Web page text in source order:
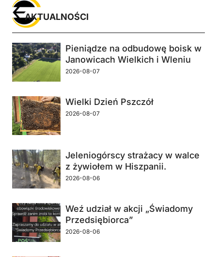
Pieniądze na odbudowę boisk w
Janowicach Wielkich i Wleniu
2026-08-07
Wielki Dzień Pszczół
2026-08-07
Jeleniogórscy strażacy w walce
z żywiołem w Hiszpanii.
2026-08-06
Weź udział w akcji „Świadomy
Przedsiębiorca”
2026-08-06
AKTUALNOŚCI